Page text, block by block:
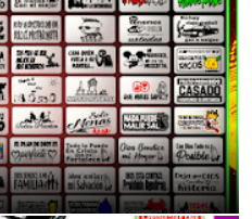
Calcas para tu Moto o auto
p.m.